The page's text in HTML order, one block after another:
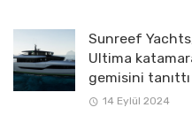
Sunreef
Ultima
gemisini tanıttı
14 Eylül 2024